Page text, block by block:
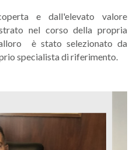
e dall'elevato valore
nel corso della propria
è stato selezionato da
specialista di riferimento.